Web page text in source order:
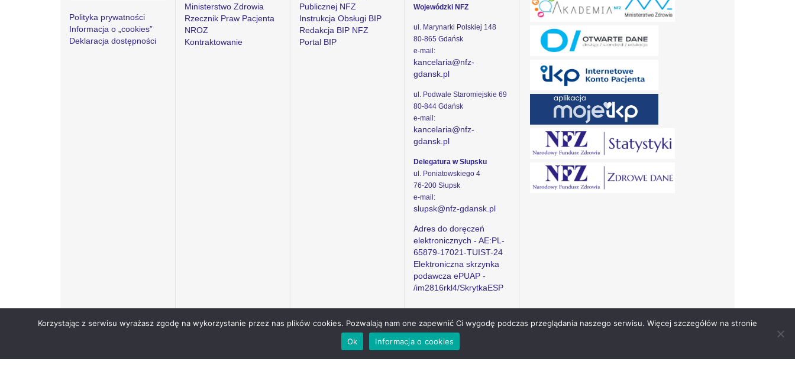
Polityka prywatności
Informacja o „cookies”
Deklaracja dostępności
Ministerstwo Zdrowia
Rzecznik Praw Pacjenta
NROZ
Kontraktowanie
Publicznej NFZ
Instrukcja Obsługi BIP
Redakcja BIP NFZ
Portal BIP
Wojewódzki NFZ
ul. Marynarki Polskiej 148
80-865 Gdańsk
e-mail:
kancelaria@nfz-
gdansk.pl
ul. Podwale Staromiejskie 69
80-844 Gdańsk
e-mail:
kancelaria@nfz-
gdansk.pl
Delegatura w Słupsku
ul. Poniatowskiego 4
76-200 Słupsk
e-mail:
slupsk@nfz-gdansk.pl
Adres do doręczeń
elektronicznych - AE:PL-
65879-17021-TUIST-24
Elektroniczna skrzynka
podawcza ePUAP -
/im2816rkl4/SkrytkaESP
Copyright © Narodowy Fundusz Zdrowia 2024.
Korzystając z serwisu wyrażasz zgodę na wykorzystanie przez nas plików cookies. Pozwalają nam one zapewnić Ci wygodę podczas przeglądania naszego serwisu. Więcej szczegółów na stronie
Ok
Informacja o cookies